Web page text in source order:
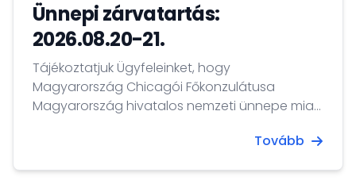
Ünnepi zárvatartás:
2026.08.20-21.
Tájékoztatjuk Ügyfeleinket, hogy
Magyarország Chicagói Főkonzulátusa
Magyarország hivatalos nemzeti ünnepe miatt
időszakban kizárólag ügyelet működikTovább